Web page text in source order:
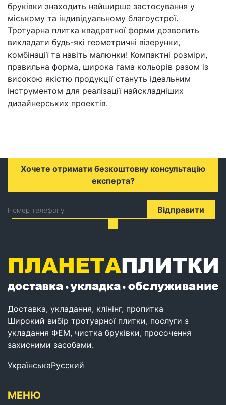
бруківки знаходить найширше застосування у
міському та індивідуальному благоустрої.
Тротуарна плитка квадратної форми дозволить
викладати будь-які геометричні візерунки,
комбінації та навіть малюнки! Компактні розміри,
правильна форма, широка гама кольорів разом із
високою якістю продукції стануть ідеальним
інструментом для реалізації найскладніших
дизайнерських проектів.
Хочете отримати безкоштовну консультацію
експерта?
Номер телефону Відправити
Доставка, укладання, клінінг, пропитка
Широкий вибір тротуарної плитки, послуги з
укладання ФЕМ, чистка бруківки, просочення
захисними засобами.
УкраїнськаРусский
МЕНЮ